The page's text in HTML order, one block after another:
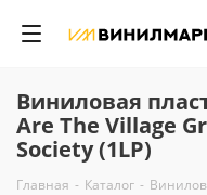
Виниловая
Are The Village
Society (1LP)
Главная - Каталог -